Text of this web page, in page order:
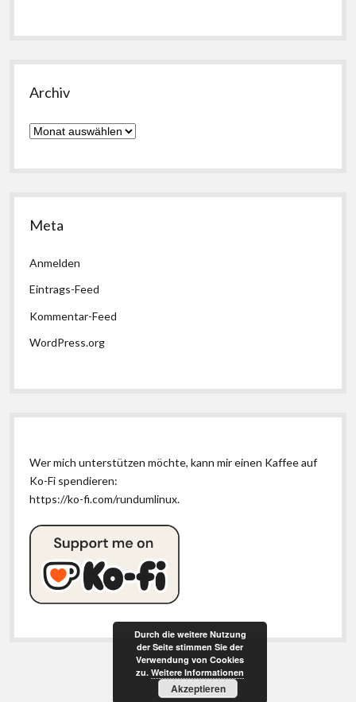
Archiv
Archiv
Meta
Anmelden
Eintrags-Feed
Kommentar-Feed
WordPress.org
Wer mich unterstützen möchte, kann mir einen Kaffee auf
Ko-Fi spendieren:
https://ko-fi.com/rundumlinux.
Durch die weitere Nutzung
der Seite stimmen Sie der
Verwendung von Cookies
zu. Weitere Informationen
Akzeptieren